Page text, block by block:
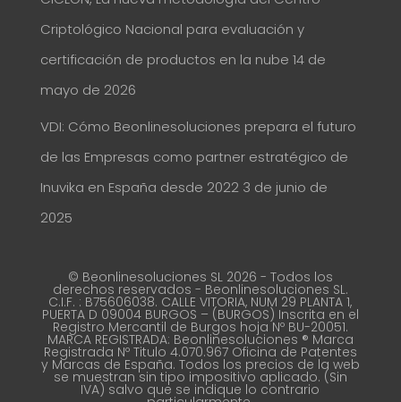
Criptológico Nacional para evaluación y
certificación de productos en la nube 14 de
mayo de 2026
VDI: Cómo Beonlinesoluciones prepara el futuro
de las Empresas como partner estratégico de
Inuvika en España desde 2022 3 de junio de
2025
© Beonlinesoluciones SL 2026 - Todos los
derechos reservados - Beonlinesoluciones SL.
C.I.F. : B75606038. CALLE VITORIA, NUM 29 PLANTA 1,
PUERTA D 09004 BURGOS – (BURGOS) Inscrita en el
Registro Mercantil de Burgos hoja Nº BU-20051.
MARCA REGISTRADA: Beonlinesoluciones ® Marca
Registrada Nº Titulo 4.070.967 Oficina de Patentes
y Marcas de España. Todos los precios de la web
se muestran sin tipo impositivo aplicado. (Sin
IVA) salvo que se indique lo contrario